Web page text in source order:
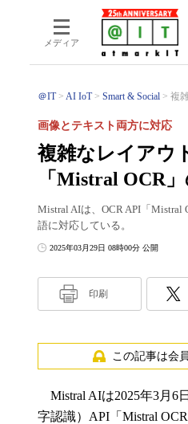
メディア
＠IT AI IoT Smart & Social 複
複雑なレイアウ
「Mistral OCR
画像とテキスト両方に対応
Mistral AIは、OCR API「
語に対応している。
2025年03月29日 08時00分 公開
印刷
この記事は会
Mistral AIは2025年3月6
字認識）API「Mistral